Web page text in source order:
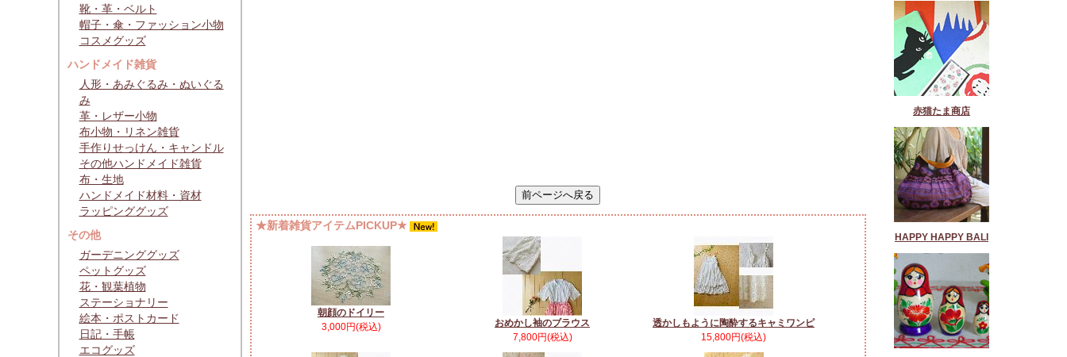
靴・革・ベルト
帽子・傘・ファッション小物
コスメグッズ
ハンドメイド雑貨
人形・あみぐるみ・ぬいぐる
み
革・レザー小物
布小物・リネン雑貨
手作りせっけん・キャンドル
その他ハンドメイド雑貨
布・生地
ハンドメイド材料・資材
ラッピンググッズ
その他
ガーデニンググッズ
ペットグッズ
花・観葉植物
ステーショナリー
絵本・ポストカード
日記・手帳
エコグッズ
★新着雑貨アイテムPICKUP★
朝顔のドイリー
3,000円(税込)
おめかし袖のブラウス
7,800円(税込)
透かしもように陶酔するキャミワンピ
15,800円(税込)
赤猫たま商店
HAPPY HAPPY BALI